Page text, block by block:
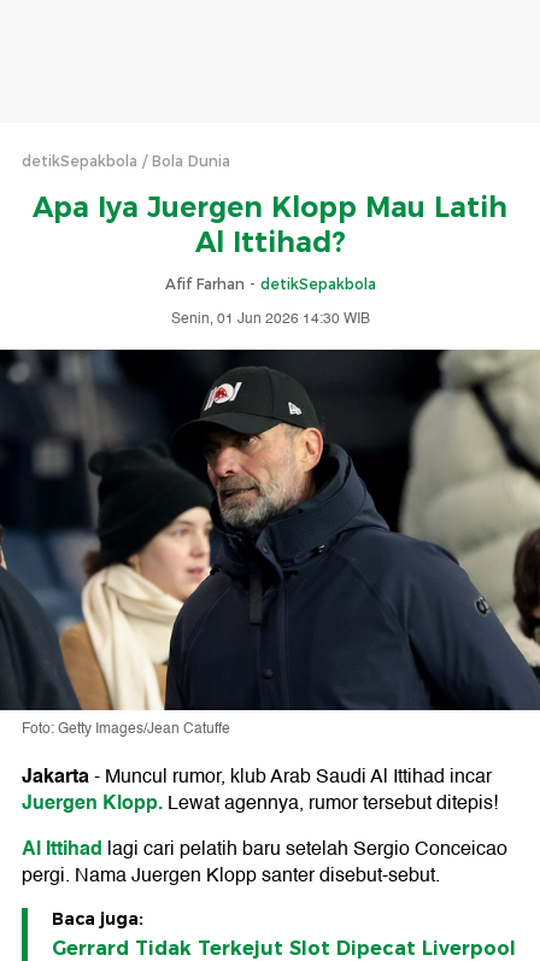
detikSepakbola Bola Dunia
Apa Iya Juergen Klopp Mau Latih
Al Ittihad?
Afif Farhan - detikSepakbola
Senin, 01 Jun 2026 14:30 WIB
Foto: Getty Images/Jean Catuffe
Jakarta-Muncul rumor, klub Arab Saudi Al Ittihad incar
Juergen Klopp.Lewat agennya, rumor tersebut ditepis!
Al Ittihad lagi cari pelatih baru setelah Sergio Conceicao
pergi. Nama Juergen Klopp santer disebut-sebut.
Baca juga:
Gerrard Tidak Terkejut Slot Dipecat Liverpool